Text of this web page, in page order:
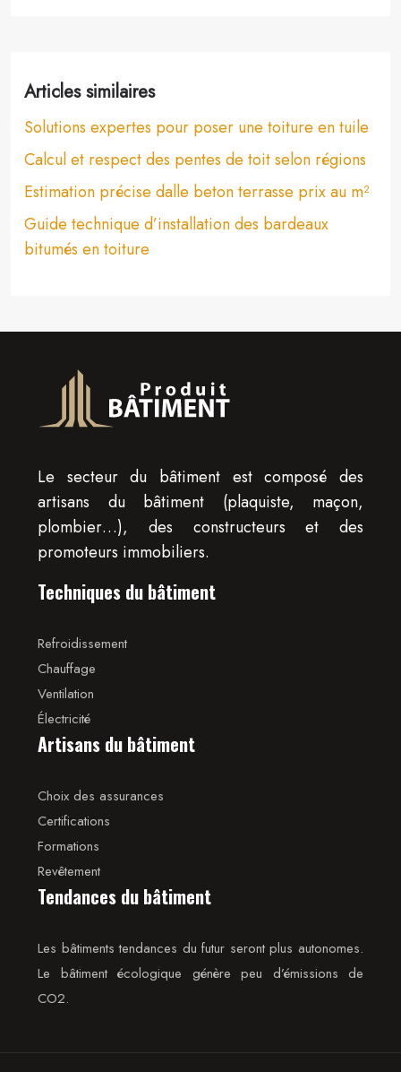
Articles similaires
Solutions expertes pour poser une toiture en tuile
Calcul et respect des pentes de toit selon régions
Estimation précise dalle beton terrasse prix au m²
Guide technique d’installation des bardeaux
bitumés en toiture
Le secteur du bâtiment est composé des
artisans du bâtiment (plaquiste, maçon,
plombier…), des constructeurs et des
promoteurs immobiliers.
Techniques du bâtiment
Refroidissement
Chauffage
Ventilation
Électricité
Artisans du bâtiment
Choix des assurances
Certifications
Formations
Revêtement
Tendances du bâtiment
Les bâtiments tendances du futur seront plus autonomes.
Le bâtiment écologique génère peu d’émissions de
CO2.